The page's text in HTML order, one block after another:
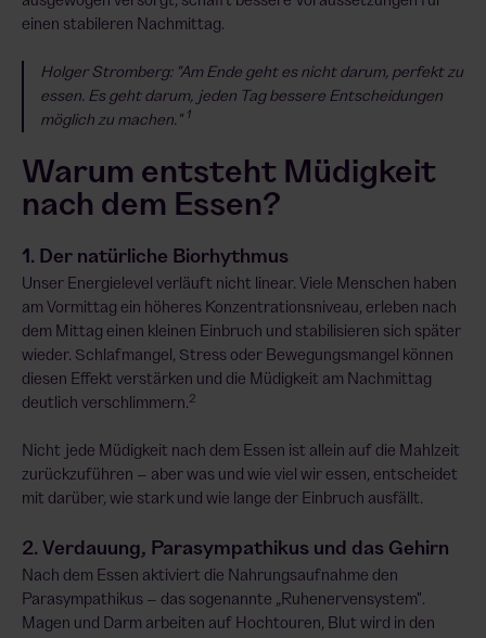
einen stabileren Nachmittag.
Holger Stromberg: "Am Ende geht es nicht darum, perfekt zu
essen. Es geht darum, jeden Tag bessere Entscheidungen
möglich zu machen." 1
Warum entsteht Müdigkeit
nach dem Essen?
1. Der natürliche Biorhythmus
Unser Energielevel verläuft nicht linear. Viele Menschen haben
am Vormittag ein höheres Konzentrationsniveau, erleben nach
dem Mittag einen kleinen Einbruch und stabilisieren sich später
wieder. Schlafmangel, Stress oder Bewegungsmangel können
diesen Effekt verstärken und die Müdigkeit am Nachmittag
deutlich verschlimmern.2
Nicht jede Müdigkeit nach dem Essen ist allein auf die Mahlzeit
zurückzuführen – aber was und wie viel wir essen, entscheidet
mit darüber, wie stark und wie lange der Einbruch ausfällt.
2. Verdauung, Parasympathikus und das Gehirn
Nach dem Essen aktiviert die Nahrungsaufnahme den
Parasympathikus – das sogenannte „Ruhenervensystem".
Magen und Darm arbeiten auf Hochtouren, Blut wird in den